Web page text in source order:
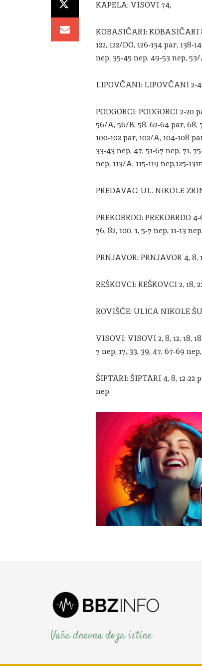
KAPELA: VISOVI 74,
KOBASIČARI: KOBASIČARI
122, 122/DO, 126-134 par, 138-
nep, 35-45 nep, 49-53 nep,
LIPOVČANI: LIPOVČANI 2-4
PODGORCI: PODGORCI 2-
56/A, 56/B, 58, 62-64 par,
100-102 par, 102/A, 104-108
33-43 nep, 47, 51-67 nep, 71,
nep, 113/A, 115-119 nep,125-
PREDAVAC: UL. NIKOLE
PREKOBRDO: PREKOBRDO
76, 82, 100, 1, 5-7 nep, 11-13
PRNJAVOR: PRNJAVOR 4, 8,
REŠKOVCI: REŠKOVCI 2, 18,
ROVIŠĆE: ULICA NIKOLE
VISOVI: VISOVI 2, 8, 12, 18,
7 nep, 17, 33, 39, 47, 67-69
ŠIPTARI: ŠIPTARI 4, 8, 12-22
nep
Vaša dnevna doza istine